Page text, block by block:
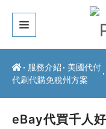
關於我們
服務介紹
服務介紹 美國代付
代刷代購免稅州方案
eBay代買千人